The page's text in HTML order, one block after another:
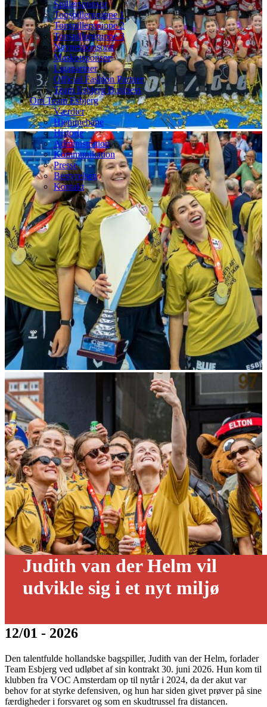
Spillersponsor
Topspillergruppe 1
Topspillergruppe 2
Topspillergruppe 3
Navnesponsorat
Maskotsponsor
Ligapartner
Official Fashion Partner
Team Esbjerg Business
Om Team Esbjerg
Værdier
Hjemmebane
Historie
Administration
Kommunikation
Presse
Bestyrelsen
Kontakt
Judith van der Helm vil
udvikle sig i et nyt miljø
12/01 - 2026
Den talentfulde hollandske bagspiller, Judith van der Helm, forlader
Team Esbjerg ved udløbet af sin kontrakt 30. juni 2026. Hun kom til
klubben fra VOC Amsterdam op til nytår i 2024, da der akut var
behov for at styrke defensiven, og hun har siden givet prøver på sine
færdigheder i forsvaret og som en skudtrussel fra distancen.